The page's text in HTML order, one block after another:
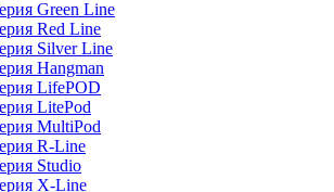
Green Line
Red Line
Silver Line
Hangman
LifePOD
LitePod
MultiPod
R-Line
Studio
X-Line